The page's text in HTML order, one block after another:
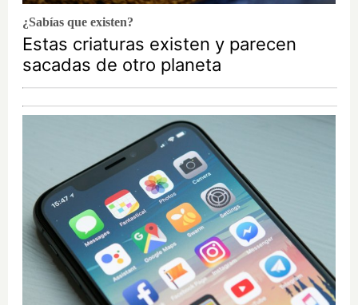
¿Sabías que existen?
Estas criaturas existen y parecen
sacadas de otro planeta